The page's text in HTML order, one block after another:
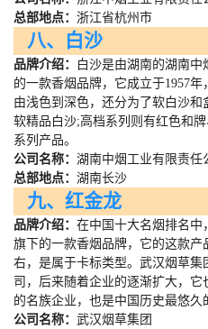
总部地点： 浙江省杭州市
八、白沙
品牌介绍：
白沙是由湖南的湖南
的一款香烟品牌，它成立于1957年
由浅色到深色，还分为了软白沙和
软精品白沙;高档系列则有红色和
系列产品。
公司名称： 湖南中烟工业有限责任
总部地点： 湖南长沙
九、红金龙
品牌介绍： 在中国十大名烟排名中
旗下的一款香烟品牌，它的这款产
右，是属于卡标类型。武汉烟草
司，后来随着企业的逐渐扩大，
的名族企业，也是中国历史最悠久
公司名称： 武汉烟草集团